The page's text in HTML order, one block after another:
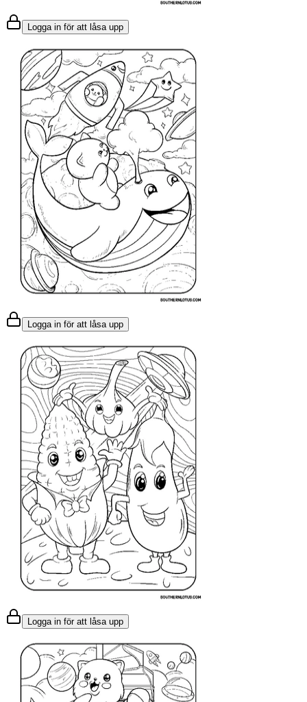
Logga in för att låsa upp
Logga in för att låsa upp
Logga in för att låsa upp